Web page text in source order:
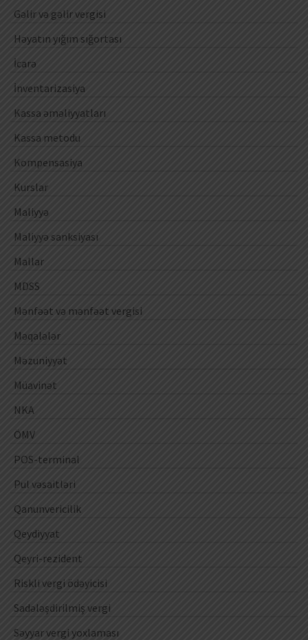
Gəlir və gəlir vergisi
Həyatın yığım sığortası
İcarə
İnventarizasiya
Kassa əməliyyatları
Kassa metodu
Kompensasiya
Kurslar
Maliyyə
Maliyyə sanksiyası
Mallar
MDSS
Mənfəət və mənfəət vergisi
Məqalələr
Məzuniyyət
Müavinət
NKA
ÖMV
POS-terminal
Pul vəsaitləri
Qanunvericilik
Qeydiyyat
Qeyri-rezident
Riskli vergi ödəyicisi
Sadələşdirilmiş vergi
Səyyar vergi yoxlaması